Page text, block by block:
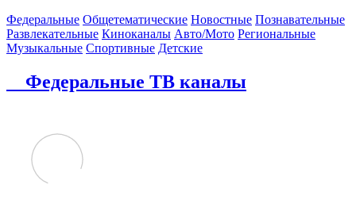
Федеральные Общетематические Новостные Познавательные
Развлекательные Киноканалы Авто/Мото Региональные
Музыкальные Спортивные Детские
Федеральные ТВ каналы